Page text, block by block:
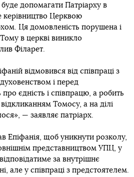
допомагати Патріарху в
керівництво Церквою
Ця домовленість порушена і
в церкві виникло
Філарет.
відмовився від співпраці з
і перед
єдність і співпрацю, а робить
Томосу, а на ділі
— заявляє патріарх.
Епіфанія, щоб уникнути розколу,
представництвом УПЦ, у
за внутрішнє
але у співпраці з предстоятелем.